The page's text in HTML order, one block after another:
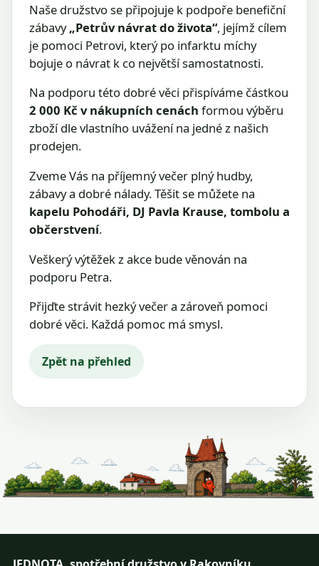
Naše družstvo se připojuje k podpoře benefiční
zábavy„Petrův návrat do života“, jejímž cílem
je pomoci Petrovi, který po infarktu míchy
bojuje o návrat k co největší samostatnosti.
Na podporu této dobré věci přispíváme částkou
2 000 Kč v nákupních cenách formou výběru
zboží dle vlastního uvážení na jedné z našich
prodejen.
Zveme Vás na příjemný večer plný hudby,
zábavy a dobré nálady. Těšit se můžete na
kapelu Pohodáři, DJ Pavla Krause, tombolu a
občerstvení.
Veškerý výtěžek z akce bude věnován na
podporu Petra.
Přijďte strávit hezký večer a zároveň pomoci
dobré věci. Každá pomoc má smysl.
Zpět na přehled